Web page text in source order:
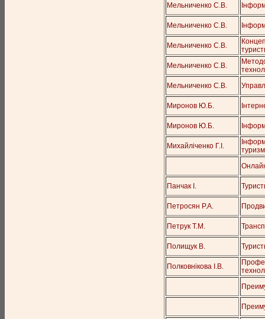
Мельниченко С.В.
Мельниченко С.В.
Мельниченко С.В.
Мельниченко С.В.
Мельниченко С.В.
Миронов Ю.Б.
Миронов Ю.Б.
Михайліченко Г.І.
Панчак І.
Петросян Р.А.
Петрук Т.М.
Полищук В.
Полковнікова І.В.